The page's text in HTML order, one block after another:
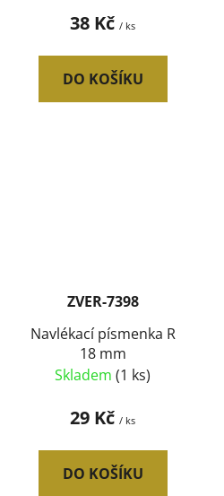
38 Kč / ks
DO KOŠÍKU
ZVER-7398
Navlékací písmenka R
18 mm
Skladem (1 ks)
29 Kč / ks
DO KOŠÍKU